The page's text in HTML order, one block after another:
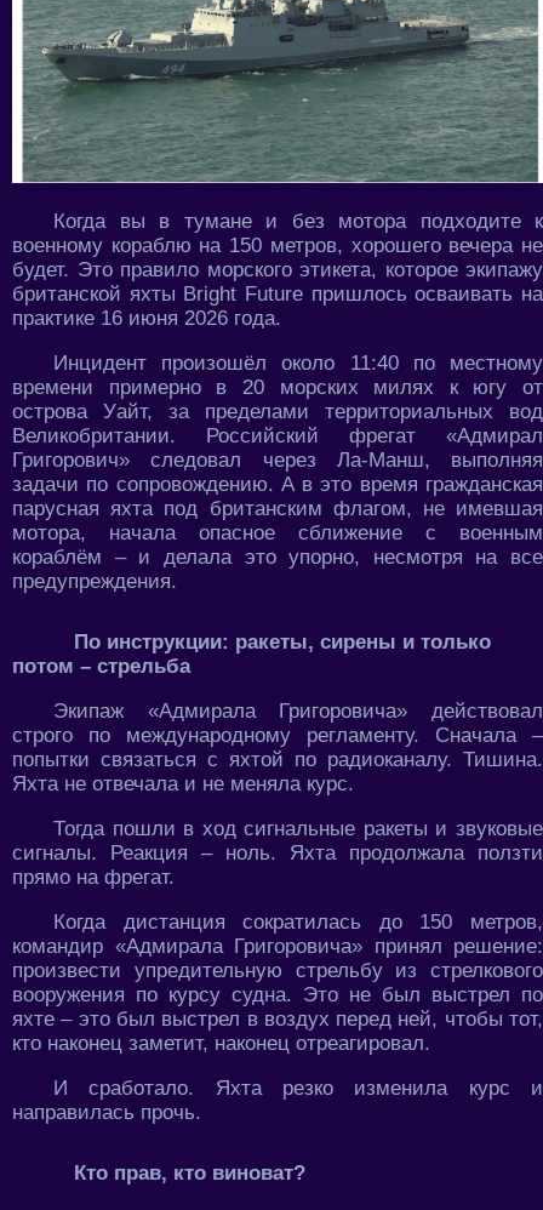
Когда вы в тумане и без мотора подходите к
военному кораблю на 150 метров, хорошего вечера не
будет. Это правило морского этикета, которое экипажу
британской яхты Bright Future пришлось осваивать на
практике 16 июня 2026 года.
Инцидент произошёл около 11:40 по местному
времени примерно в 20 морских милях к югу от
острова Уайт, за пределами территориальных вод
Великобритании. Российский фрегат «Адмирал
Григорович» следовал через Ла-Манш, выполняя
задачи по сопровождению. А в это время гражданская
парусная яхта под британским флагом, не имевшая
мотора, начала опасное сближение с военным
кораблём – и делала это упорно, несмотря на все
предупреждения.
По инструкции: ракеты, сирены и только
потом – стрельба
Экипаж «Адмирала Григоровича» действовал
строго по международному регламенту. Сначала –
попытки связаться с яхтой по радиоканалу. Тишина.
Яхта не отвечала и не меняла курс.
Тогда пошли в ход сигнальные ракеты и звуковые
сигналы. Реакция – ноль. Яхта продолжала ползти
прямо на фрегат.
Когда дистанция сократилась до 150 метров,
командир «Адмирала Григоровича» принял решение:
произвести упредительную стрельбу из стрелкового
вооружения по курсу судна. Это не был выстрел по
яхте – это был выстрел в воздух перед ней, чтобы тот,
кто наконец заметит, наконец отреагировал.
И сработало. Яхта резко изменила курс и
направилась прочь.
Кто прав, кто виноват?